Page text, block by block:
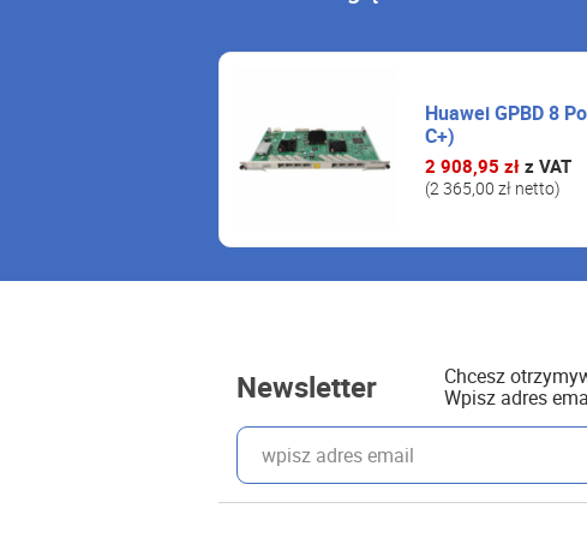
Huawei GPBD 8
C+)
2 908,95 zł z VAT
(2 365,00 zł netto)
Newsletter
Chcesz
Wpisz adres
wpisz adres email